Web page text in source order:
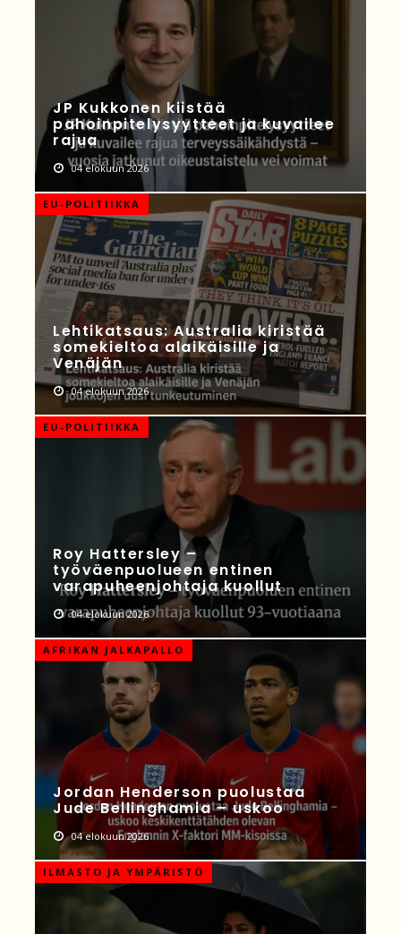
JP Kukkonen kiistää
pahoinpitelysyytteet ja kuvailee
rajua
04 elokuun 2026
EU-POLITIIKKA
Lehtikatsaus: Australia kiristää
somekieltoa alaikäisille ja
Venäjän
04 elokuun 2026
EU-POLITIIKKA
Roy Hattersley –
työväenpuolueen entinen
varapuheenjohtaja kuollut
04 elokuun 2026
AFRIKAN JALKAPALLO
Jordan Henderson puolustaa
Jude Bellinghamia – uskoo
04 elokuun 2026
ILMASTO JA YMPÄRISTÖ